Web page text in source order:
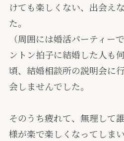
けても楽しくない、出会え
た。
（周囲には婚活パーティー
ントン拍子に結婚した人も
頃、結婚相談所の説明会に
会しませんでした。
そのうち疲れて、無理して
様が楽で楽しくなってしまい